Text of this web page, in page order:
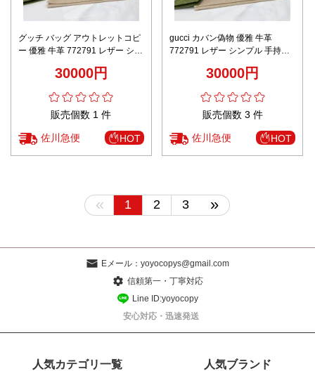
グッチ バッグ アウトレットコピ
ー 優雅 牛革 772791 レザー シン
30000円
販売個数 1 件
佐川急便 HOT
gucci カバン偽物 優雅 牛革
772791 レザー シンプル 手持ち
30000円
販売個数 3 件
佐川急便 HOT
« 1 2 3 »
Eメール： yoyocopys@gmail.com
信頼第一・丁寧対応
Line ID:yoyocopy
安心対応・迅速発送
人気カテゴリ一覧 人気ブランド